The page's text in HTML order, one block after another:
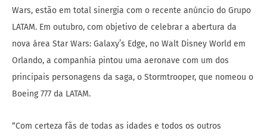
Wars, estão em total sinergia com o recente anúncio do Grupo
LATAM. Em outubro, com objetivo de celebrar a abertura da
nova área Star Wars: Galaxy’s Edge, no Walt Disney World em
Orlando, a companhia pintou uma aeronave com um dos
principais personagens da saga, o Stormtrooper, que nomeou o
Boeing 777 da LATAM.
“Com certeza fãs de todas as idades e todos os outros